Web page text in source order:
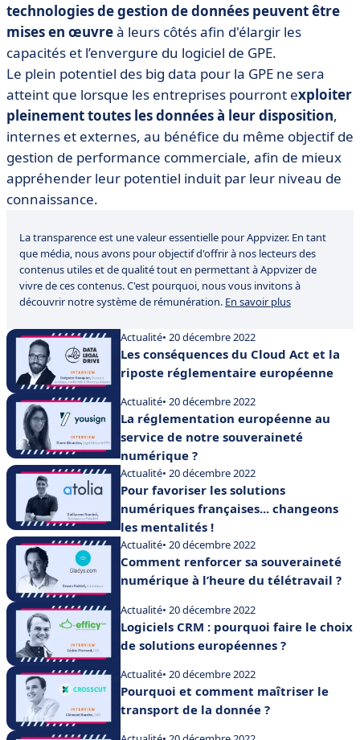
technologies de gestion de données peuvent être
mises en œuvreà leurs côtés afin d'élargir les
capacités et l’envergure du logiciel de GPE.
Le plein potentiel des big data pour la GPE ne sera
atteint que lorsque les entreprises pourront exploiter
pleinement toutes les données à leur disposition,
internes et externes, au bénéfice du même objectif de
gestion de performance commerciale, afin de mieux
appréhender leur potentiel induit par leur niveau de
connaissance.
La transparence est une valeur essentielle pour Appvizer. En tant
que média, nous avons pour objectif d'offrir à nos lecteurs des
contenus utiles et de qualité tout en permettant à Appvizer de
vivre de ces contenus. C'est pourquoi, nous vous invitons à
découvrir notre système de rémunération. En savoir plus
Actualité• 20 décembre 2022
Les conséquences du Cloud Act et la
riposte réglementaire européenne
Actualité• 20 décembre 2022
La réglementation européenne au
service de notre souveraineté
numérique ?
Actualité• 20 décembre 2022
Pour favoriser les solutions
numériques françaises... changeons
les mentalités !
Actualité• 20 décembre 2022
Comment renforcer sa souveraineté
numérique à l’heure du télétravail ?
Actualité• 20 décembre 2022
Logiciels CRM : pourquoi faire le choix
de solutions européennes ?
Actualité• 20 décembre 2022
Pourquoi et comment maîtriser le
transport de la donnée ?